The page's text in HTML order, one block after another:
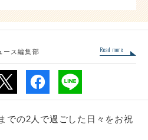
ース編集部 Read more
での2人で過ごした日々をお祝